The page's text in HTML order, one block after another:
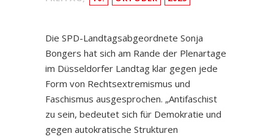
Die SPD-Landtagsabgeordnete Sonja
Bongers hat sich am Rande der Plenartage
im Düsseldorfer Landtag klar gegen jede
Form von Rechtsextremismus und
Faschismus ausgesprochen. „Antifaschist
zu sein, bedeutet sich für Demokratie und
gegen autokratische Strukturen